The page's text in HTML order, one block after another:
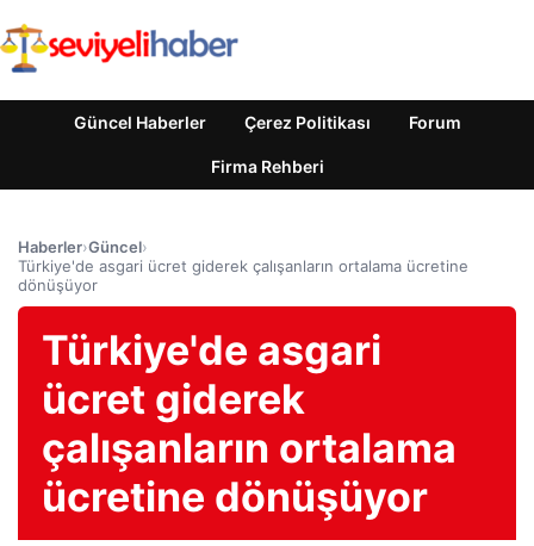
Güncel Haberler Çerez Politikası Forum
Firma Rehberi
Haberler›Güncel›
Türkiye'de asgari ücret giderek çalışanların ortalama ücretine
dönüşüyor
Türkiye'de asgari
ücret giderek
çalışanların ortalama
ücretine dönüşüyor